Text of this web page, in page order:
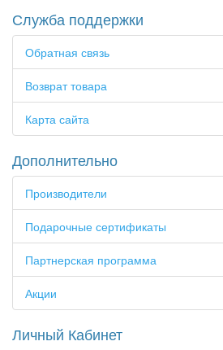
Служба поддержки
Обратная связь
Возврат товара
Карта сайта
Дополнительно
Производители
Подарочные сертификаты
Партнерская программа
Акции
Личный Кабинет